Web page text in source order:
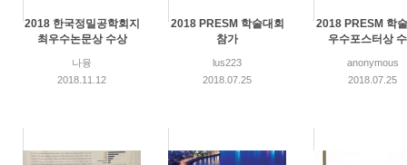
2018 한국정밀공학회지
최우수논문상 수상
나융
2018.11.12
2018 PRESM 학술대회
참가
lus223
2018.07.25
2018 PRESM 학
우수포스터상
anonymous
2018.07.25